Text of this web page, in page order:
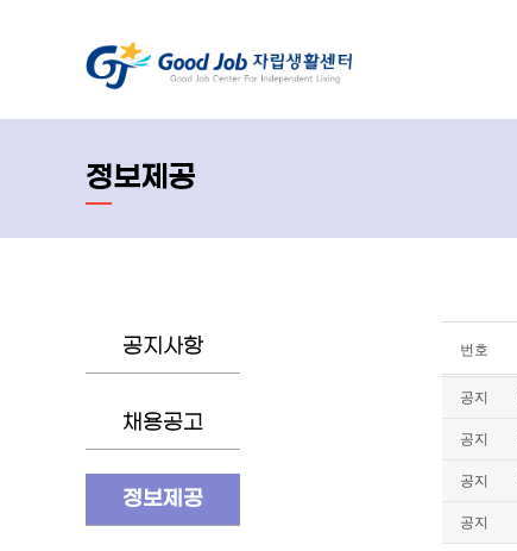
정보제공
공지사항
채용공고
정보제공
번호
공지
공지
공지
공지